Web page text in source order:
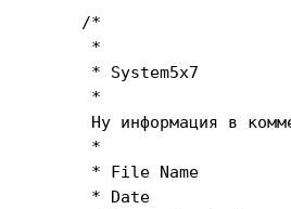
/*
*
* System5x7
*
Ну информация в
*
* File Name
* Date                :